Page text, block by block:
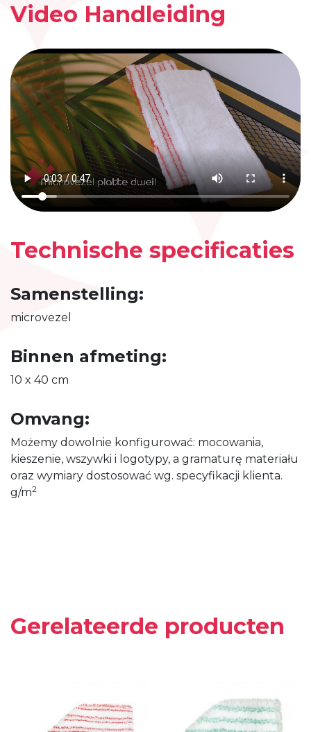
Video Handleiding
Technische specificaties
Samenstelling:
microvezel
Binnen afmeting:
10 x 40 cm
Omvang:
Możemy dowolnie konfigurować: mocowania,
kieszenie, wszywki i logotypy, a gramaturę materiału
oraz wymiary dostosować wg. specyfikacji klienta.
g/m2
Gerelateerde producten